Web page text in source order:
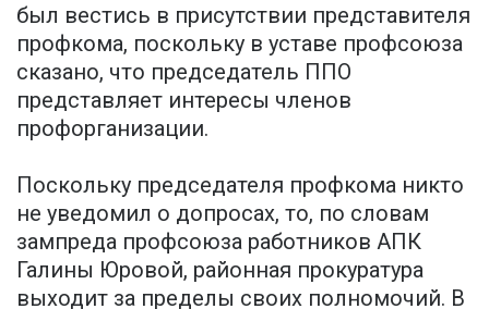
был вестись в присутствии представителя
профкома, поскольку в уставе профсоюза
сказано, что председатель ППО
представляет интересы членов
профорганизации.
Поскольку председателя профкома никто
не уведомил о допросах, то, по словам
зампреда профсоюза работников АПК
Галины Юровой, районная прокуратура
выходит за пределы своих полномочий. В